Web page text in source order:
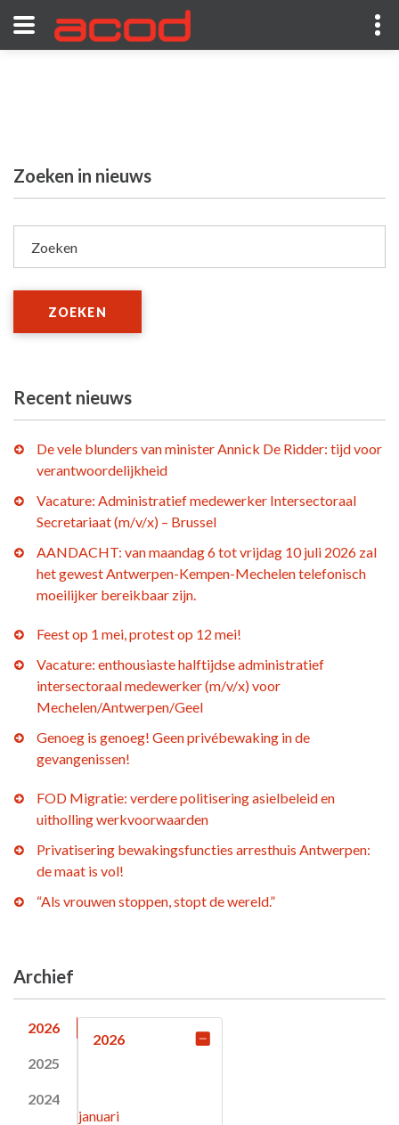
Zoeken in nieuws
Zoeken
ZOEKEN
Recent nieuws
De vele blunders van minister Annick De Ridder: tijd voor
verantwoordelijkheid
Vacature: Administratief medewerker Intersectoraal
Secretariaat (m/v/x) – Brussel
AANDACHT: van maandag 6 tot vrijdag 10 juli 2026 zal
het gewest Antwerpen-Kempen-Mechelen telefonisch
moeilijker bereikbaar zijn.
Feest op 1 mei, protest op 12 mei!
Vacature: enthousiaste halftijdse administratief
intersectoraal medewerker (m/v/x) voor
Mechelen/Antwerpen/Geel
Genoeg is genoeg! Geen privébewaking in de
gevangenissen!
FOD Migratie: verdere politisering asielbeleid en
uitholling werkvoorwaarden
Privatisering bewakingsfuncties arresthuis Antwerpen:
de maat is vol!
“Als vrouwen stoppen, stopt de wereld.”
Archief
2026
2025
2024
2026
januari